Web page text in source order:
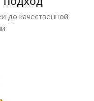
до качественной